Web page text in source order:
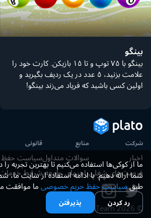
بینگو
بینگو با ۷۵ توپ و تا ۱۵ بازیکن. کارت خود را
علامت بزنید، ۵ عدد در یک ردیف بگیرید و
اولین کسی باشید که فریاد می‌زند بینگو!
شرکت
اخبار
فرصت‌های شغلی
منابع
سوالات متداول
راهنمای جامعه
قانونی
سیاست
شرایط
©
2026
Plato Team.
ما از کوکی‌ها استفاده می‌کنیم تا بهترین تجربه
شما ارائه دهیم. با ادامه استفاده از سایت ما،
طبقسیاست حفظ حریم خصوصی ما موافقت
رد کردن پذیرفتن